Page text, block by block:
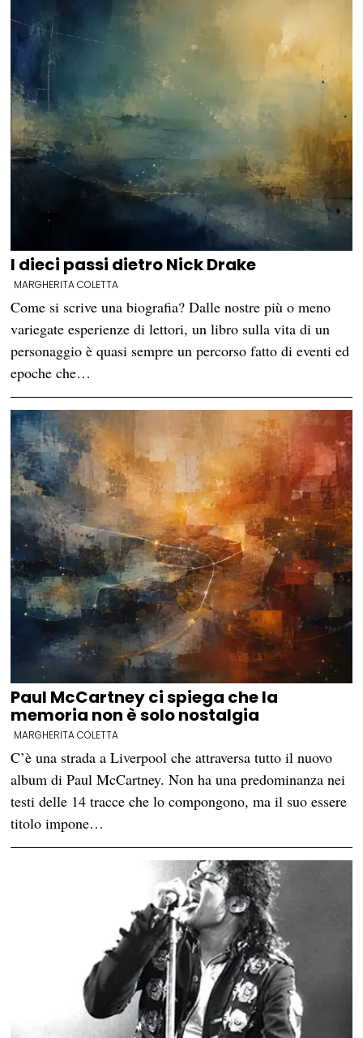
I dieci passi dietro Nick Drake
MARGHERITA COLETTA
Come si scrive una biografia? Dalle nostre più o meno
variegate esperienze di lettori, un libro sulla vita di un
personaggio è quasi sempre un percorso fatto di eventi ed
epoche che…
Paul McCartney ci spiega che la
memoria non è solo nostalgia
MARGHERITA COLETTA
C’è una strada a Liverpool che attraversa tutto il nuovo
album di Paul McCartney. Non ha una predominanza nei
testi delle 14 tracce che lo compongono, ma il suo essere
titolo impone…